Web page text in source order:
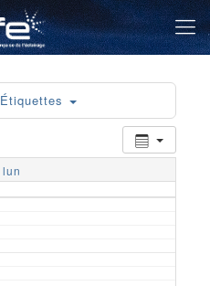
Étiquettes
lun